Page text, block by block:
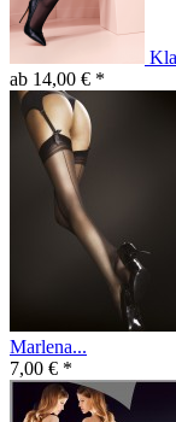
ab 14,00 € *
Marlena...
7,00 € *